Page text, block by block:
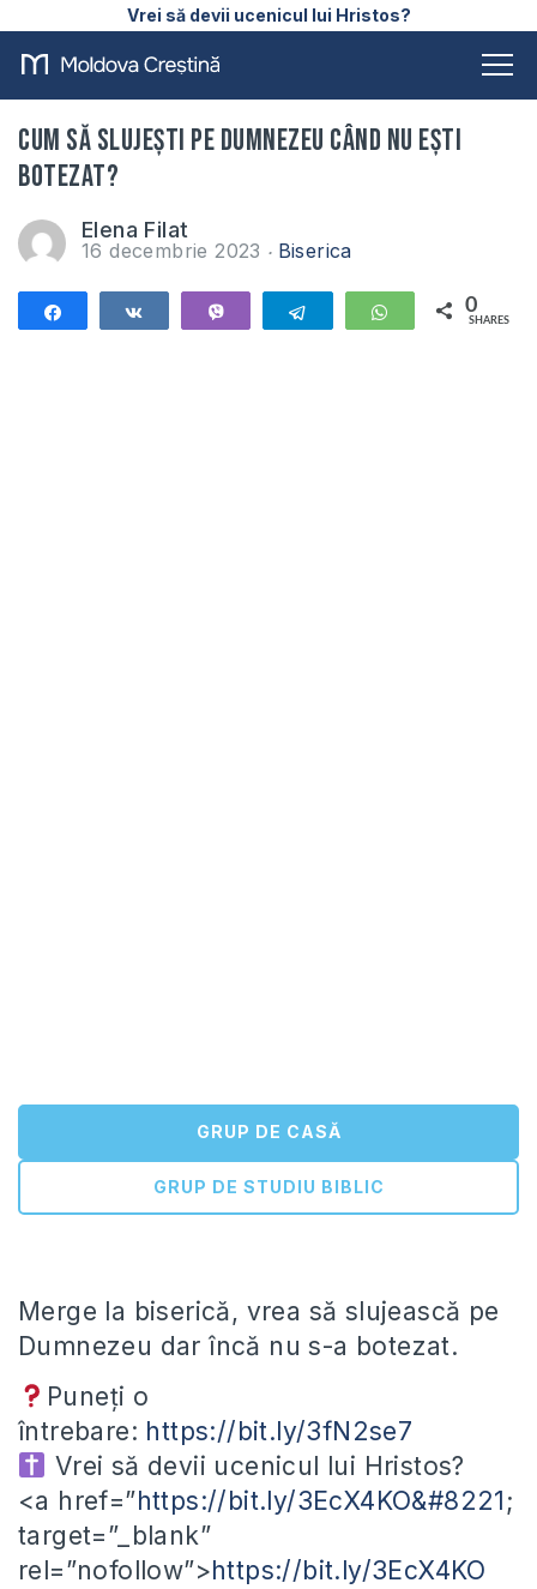
Vrei să devii ucenicul lui Hristos?
Cum să slujești pe Dumnezeu când nu ești
botezat?
Elena Filat
16 decembrie 2023 Biserica
Telegram WhatsApp
0
SHARES
GRUP DE CASĂ
GRUP DE STUDIU BIBLIC
Merge la biserică, vrea să slujească pe
Dumnezeu dar încă nu s-a botezat.
Puneți o
întrebare: https://bit.ly/3fN2se7
️ Vrei să devii ucenicul lui Hristos?
<a href=”https://bit.ly/3EcX4KO&#8221 ;
target=”_blank”
rel=”nofollow”>https://bit.ly/3EcX4KO